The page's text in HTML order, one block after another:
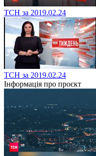
ТСН за 2019.02.24
ТСН за 2019.02.24
Інформація про проєкт